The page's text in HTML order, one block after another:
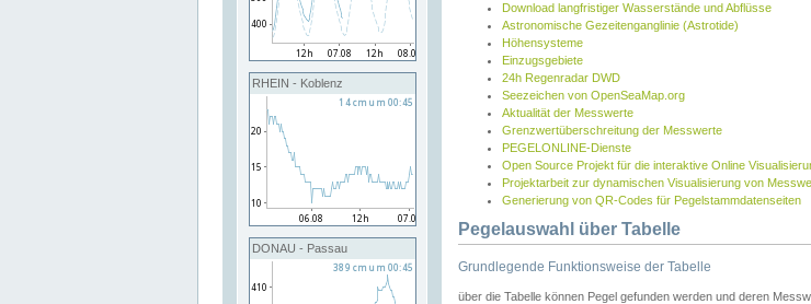
RHEIN - Koblenz
DONAU - Passau
Download langfristiger Wasserstände und Abflüsse
Astronomische Gezeitenganglinie (Astrotide)
Höhensysteme
Einzugsgebiete
24h Regenradar DWD
Seezeichen von OpenSeaMap.org
Aktualität der Messwerte
Grenzwertüberschreitung der Messwerte
PEGELONLINE-Dienste
Open Source Projekt für die interaktive Online
Projektarbeit zur dynamischen Visualisierung von
Generierung von QR-Codes für Pegelstammdatenseiten
Pegelauswahl über Tabelle
Grundlegende Funktionsweise der Tabelle
über die Tabelle können Pegel gefunden werden und deren